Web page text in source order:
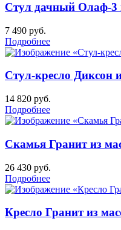
Стул дачный Олаф-3
7 490 руб.
Подробнее
Стул-кресло Диксон
14 820 руб.
Подробнее
Скамья Гранит из
26 430 руб.
Подробнее
Кресло Гранит из